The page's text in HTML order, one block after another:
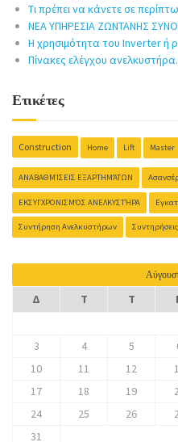
Τι πρέπει να κάνετε σε
ΝΕΑ ΥΠΗΡΕΣΙΑ ΖΩΝΤΑΝΗΣ
Η χρησιμότητα του Inverter ή
Πίνακες ελέγχου ανελκυστήρα.
Ετικέτες
Construction Home Lift Master
ΑΝΑΒΑΘΜΊΣΕΙΣ ΕΞΑΡΤΗΜΆΤΩΝ
ΕΚΣΥΓΧΡΟΝΙΣΜΌΣ ΑΝΕΛΚΥΣΤΉΡΑ
Συντήρηση Ανελκυστήρων
Δ Τ Τ
3
4 5
10
11 12
17
18 19
24
25 26
31